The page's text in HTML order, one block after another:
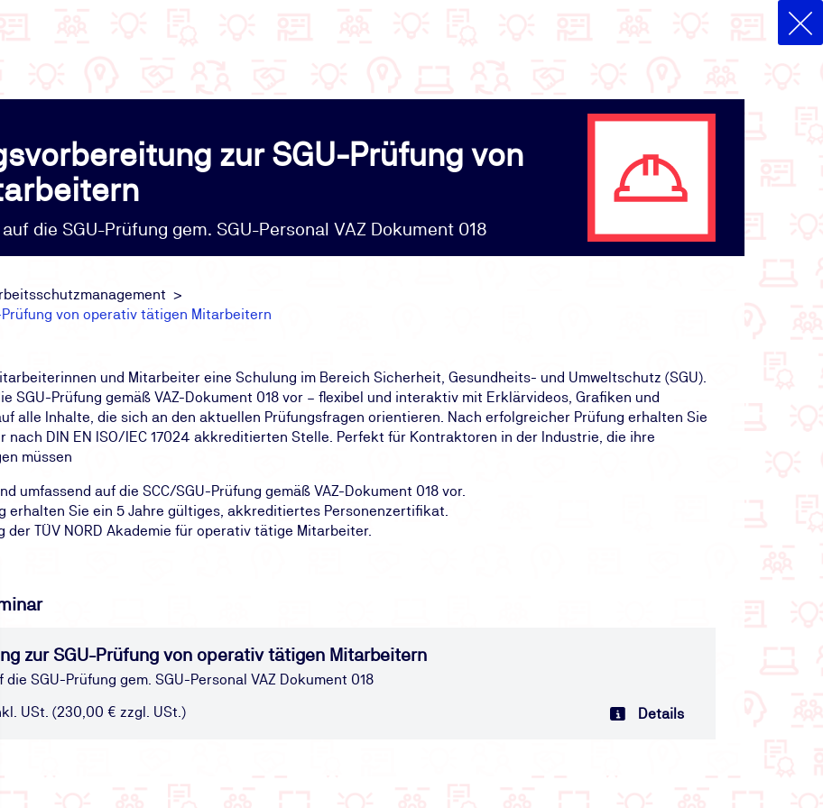
zur SGU-Prüfung von
die SGU-Prüfung gem. SGU-Personal VAZ Dokument 018
von operativ tätigen Mitarbeitern
und Mitarbeiter eine Schulung im Bereich Sicherheit, Gesundheits- und Umweltschutz (SGU).
SGU-Prüfung gemäß VAZ-Dokument 018 vor – flexibel und interaktiv mit Erklärvideos, Grafiken und
alle Inhalte, die sich an den aktuellen Prüfungsfragen orientieren. Nach erfolgreicher Prüfung erhalten Sie
DIN EN ISO/IEC 17024 akkreditierten Stelle. Perfekt für Kontraktoren in der Industrie, die ihre
müssen
umfassend auf die SCC/SGU-Prüfung gemäß VAZ-Dokument 018 vor.
erhalten Sie ein 5 Jahre gültiges, akkreditiertes Personenzertifikat.
der TÜV NORD Akademie für operativ tätige Mitarbeiter.
zur SGU-Prüfung von operativ tätigen Mitarbeitern
SGU-Prüfung gem. SGU-Personal VAZ Dokument 018
USt. (230,00 € zzgl. USt.) Details